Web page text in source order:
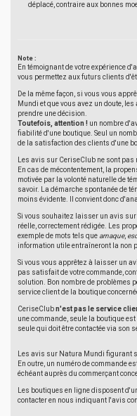
déplacé, contraire aux bonnes
Note :
En témoignant de votre expérience
vous permettez aux futurs clients
De la même façon, si vous vous
Mundi et que vous avez un doute,
prendre une décision.
Toutefois, attention ! un nombre
fiabilité d'une boutique. Seul un
de la satisfaction des clients d'une
Les avis sur CeriseClub ne sont
En cas de mécontentement, la
motivée par la volonté naturelle de
savoir. La démarche spontanée de
moins évidente. Il convient donc
Si vous souhaitez laisser un avis
réelle, correctement rédigée. Les
exemple de mots tels que arnaque,
information utile entraîneront la non
Si vous vous apprêtez à laisser un
pas satisfait de votre commande,
solution. Bon nombre de problèmes
service client de la boutique
CeriseClubn'est pas le service
une commande, seule la boutique
seule qui doit être contactée via son
Les avis sur Natura Mundi figurant
En outre, un numéro de commande
échéant auprès du commerçant
Les boutiques en ligne disposent
contacter en nous indiquant l'avis